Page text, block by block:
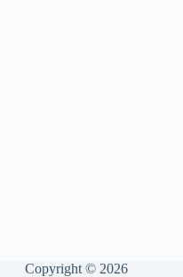
Copyright © 2026